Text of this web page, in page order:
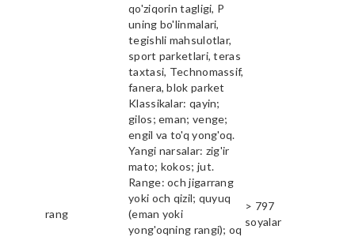
qo'ziqorin tagligi, P
uning bo'linmalari,
tegishli mahsulotlar,
sport parketlari, teras
taxtasi, Technomassif,
fanera, blok parket
rang
Klassikalar: qayin;
gilos; eman; venge;
engil va to'q yong'oq.
Yangi narsalar: zig'ir
mato; kokos; jut.
Range: och jigarrang
yoki och qizil; quyuq
(eman yoki
yong'oqning rangi); oq
> 797
soyalar